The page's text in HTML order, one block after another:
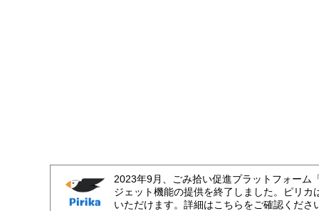
2023年9月、ごみ拾い促進プラットフォーム
ジェット機能の提供を終了しました。ピリカ
いただけます。詳細はこちらをご確認くださ